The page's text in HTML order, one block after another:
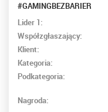
#GAMINGBEZBARIER
Lider 1:
Współzgłaszający:
Klient:
Kategoria:
Podkategoria:
Nagroda: